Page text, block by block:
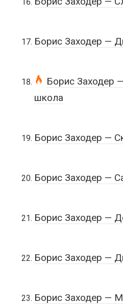
Борис Заходер —
Борис Заходер
школа
Борис Заходер —
Борис Заходер —
Борис Заходер —
Борис Заходер —
Борис Заходер —